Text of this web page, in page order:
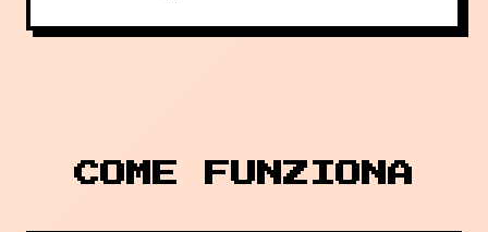
COME FUNZIONA